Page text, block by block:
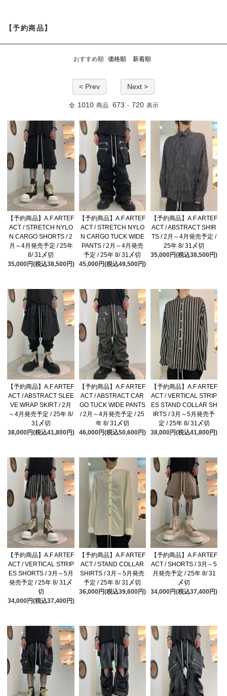
【予約商品】
おすすめ順 価格順 新着順
< Prev Next >
全 1010 商品 673 - 720 表示
【予約商品】A.F ARTEF
ACT / STRETCH NYLO
N CARGO SHORTS / 2
月～4月発売予定 / 25年
8/ 31〆切
35,000円(税込38,500円)
【予約商品】A.F ARTEF
ACT / STRETCH NYLO
N CARGO TUCK WIDE
PANTS / 2月～4月発売
予定 / 25年 8/ 31〆切
45,000円(税込49,500円)
【予約商品】A.F ARTEF
ACT / ABSTRACT SHIR
TS / 2月～4月発売予定 /
25年 8/ 31〆切
35,000円(税込38,500円)
【予約商品】A.F ARTEF
ACT / ABSTRACT SLEE
VE WRAP SKIRT / 2月
～4月発売予定 / 25年 8/
31〆切
38,000円(税込41,800円)
【予約商品】A.F ARTEF
ACT / ABSTRACT CAR
GO TUCK WIDE PANTS
/ 2月～4月発売予定 / 25
年 8/ 31〆切
46,000円(税込50,600円)
【予約商品】A.F ARTEF
ACT / VERTICAL STRIP
ES STAND COLLAR SH
IRTS / 3月～5月発売予
定 / 25年 8/ 31〆切
38,000円(税込41,800円)
【予約商品】A.F ARTEF
ACT / VERTICAL STRIP
ES SHORTS / 3月～5月
発売予定 / 25年 8/ 31〆
切
34,000円(税込37,400円)
【予約商品】A.F ARTEF
ACT / STAND COLLAR
SHIRTS / 3月～5月発売
予定 / 25年 8/ 31〆切
36,000円(税込39,600円)
【予約商品】A.F ARTEF
ACT / SHORTS / 3月～5
月発売予定 / 25年 8/ 31
〆切
34,000円(税込37,400円)